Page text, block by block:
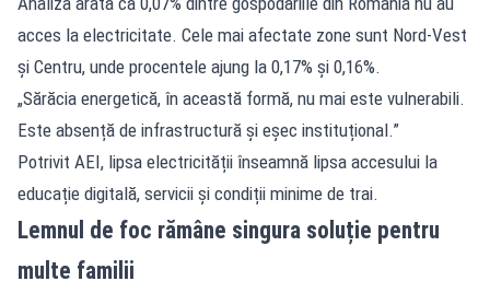
acces la electricitate. Cele mai afectate zone sunt Nord-Vest
și Centru, unde procentele ajung la 0,17% și 0,16%.
„Sărăcia energetică, în această formă, nu mai este vulnerabili.
Este absență de infrastructură și eșec instituțional.”
Potrivit AEI, lipsa electricității înseamnă lipsa accesului la
educație digitală, servicii și condiții minime de trai.
Lemnul de foc rămâne singura soluție pentru
multe familii